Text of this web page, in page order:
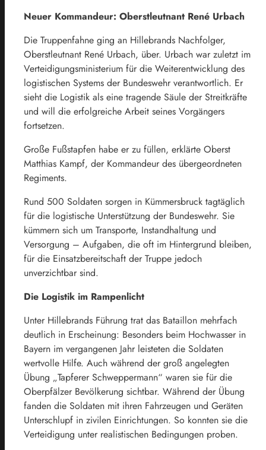
Neuer Kommandeur: Oberstleutnant René Urbach
Die Truppenfahne ging an Hillebrands Nachfolger,
Oberstleutnant René Urbach, über. Urbach war zuletzt im
Verteidigungsministerium für die Weiterentwicklung des
logistischen Systems der Bundeswehr verantwortlich. Er
sieht die Logistik als eine tragende Säule der Streitkräfte
und will die erfolgreiche Arbeit seines Vorgängers
fortsetzen.
Große Fußstapfen habe er zu füllen, erklärte Oberst
Matthias Kampf, der Kommandeur des übergeordneten
Regiments.
Rund 500 Soldaten sorgen in Kümmersbruck tagtäglich
für die logistische Unterstützung der Bundeswehr. Sie
kümmern sich um Transporte, Instandhaltung und
Versorgung – Aufgaben, die oft im Hintergrund bleiben,
für die Einsatzbereitschaft der Truppe jedoch
unverzichtbar sind.
Die Logistik im Rampenlicht
Unter Hillebrands Führung trat das Bataillon mehrfach
deutlich in Erscheinung: Besonders beim Hochwasser in
Bayern im vergangenen Jahr leisteten die Soldaten
wertvolle Hilfe. Auch während der groß angelegten
Übung „Tapferer Schweppermann“ waren sie für die
Oberpfälzer Bevölkerung sichtbar. Während der Übung
fanden die Soldaten mit ihren Fahrzeugen und Geräten
Unterschlupf in zivilen Einrichtungen. So konnten sie die
Verteidigung unter realistischen Bedingungen proben.